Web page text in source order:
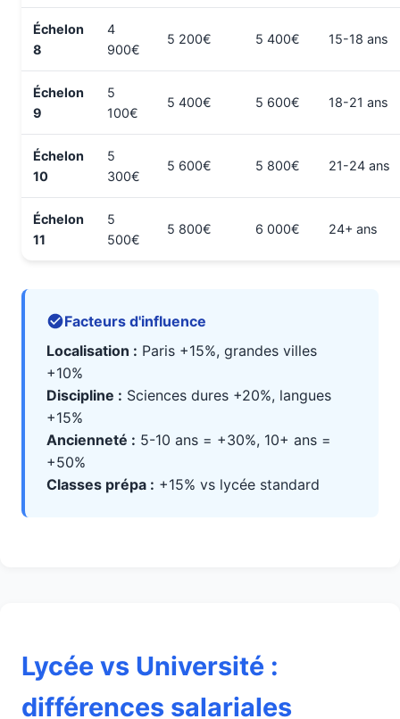
Échelon
8
4
900€
5 200€ 5 400€ 15-18 ans
Échelon
9
5
100€
5 400€ 5 600€ 18-21 ans
Échelon
10
5
300€
5 600€ 5 800€ 21-24 ans
Échelon
11
5
500€
5 800€ 6 000€ 24+ ans
Facteurs d'influence
Localisation : Paris +15%, grandes villes
+10%
Discipline : Sciences dures +20%, langues
+15%
Ancienneté : 5-10 ans = +30%, 10+ ans =
+50%
Classes prépa : +15% vs lycée standard
Lycée vs Université :
différences salariales